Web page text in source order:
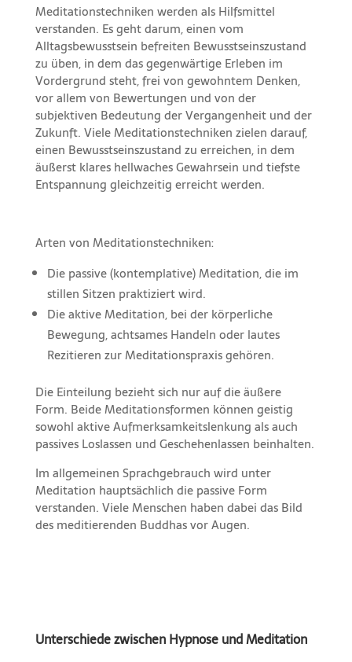
Meditationstechniken werden als Hilfsmittel
verstanden. Es geht darum, einen vom
Alltagsbewusstsein befreiten Bewusstseinszustand
zu üben, in dem das gegenwärtige Erleben im
Vordergrund steht, frei von gewohntem Denken,
vor allem von Bewertungen und von der
subjektiven Bedeutung der Vergangenheit und der
Zukunft. Viele Meditationstechniken zielen darauf,
einen Bewusstseinszustand zu erreichen, in dem
äußerst klares hellwaches Gewahrsein und tiefste
Entspannung gleichzeitig erreicht werden.
Arten von Meditationstechniken:
Die passive (kontemplative) Meditation, die im
stillen Sitzen praktiziert wird.
Die aktive Meditation, bei der körperliche
Bewegung, achtsames Handeln oder lautes
Rezitieren zur Meditationspraxis gehören.
Die Einteilung bezieht sich nur auf die äußere
Form. Beide Meditationsformen können geistig
sowohl aktive Aufmerksamkeitslenkung als auch
passives Loslassen und Geschehenlassen beinhalten.
Im allgemeinen Sprachgebrauch wird unter
Meditation hauptsächlich die passive Form
verstanden. Viele Menschen haben dabei das Bild
des meditierenden Buddhas vor Augen.
Unterschiede zwischen Hypnose und Meditation